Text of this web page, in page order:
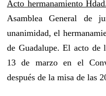
Acto hermanamiento
Asamblea General de
unanimidad, el
de Guadalupe. El acto
13 de marzo en el
después de la misa de las